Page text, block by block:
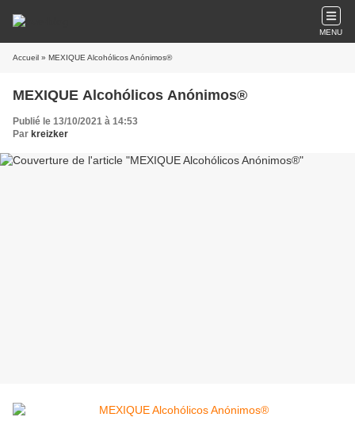
MENU
Accueil » MEXIQUE Alcohólicos Anónimos®
MEXIQUE Alcohólicos Anónimos®
Publié le 13/10/2021 à 14:53
Par kreizker